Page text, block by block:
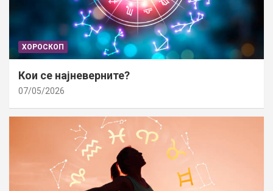
ХОРОСКОП
Кои се најневерните?
07/05/2026